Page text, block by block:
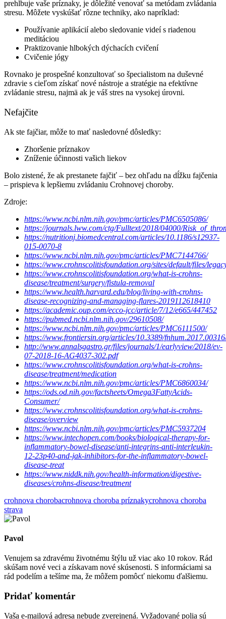
prehlbuje vaše príznaky, je dôležité venovať sa metódam zvládania
stresu. Môžete vyskúšať rôzne techniky, ako napríklad:
Používanie aplikácií alebo sledovanie videí s riadenou
meditáciou
Praktizovanie hlbokých dýchacích cvičení
Cvičenie jógy
Rovnako je prospešné konzultovať so špecialistom na duševné
zdravie s cieľom získať nové nástroje a stratégie na efektívne
zvládanie stresu, najmä ak je váš stres na vysokej úrovni.
Nefajčite
Ak ste fajčiar, môže to mať nasledovné dôsledky:
Zhoršenie príznakov
Zníženie účinnosti vašich liekov
Bolo zistené, že ak prestanete fajčiť – bez ohľadu na dĺžku fajčenia
– prispieva k lepšiemu zvládaniu Crohnovej choroby.
Zdroje:
https://www.ncbi.nlm.nih.gov/pmc/articles/PMC6505086/
https://journals.lww.com/ctg/Fulltext/2018/04000/
https://nutritionj.biomedcentral.com/articles/10.1186/s12937-
015-0070-8
https://www.ncbi.nlm.nih.gov/pmc/articles/PMC7144766/
https://www.crohnscolitisfoundation.org/sites/default/files/
https://www.crohnscolitisfoundation.org/what-is-crohns-
disease/treatment/surgery/fistula-removal
https://www.health.harvard.edu/blog/living-with-crohns-
disease-recognizing-and-managing-flares-2019112618410
https://academic.oup.com/ecco-jcc/article/7/12/e665/447452
https://pubmed.ncbi.nlm.nih.gov/29610508/
https://www.ncbi.nlm.nih.gov/pmc/articles/PMC6111500/
https://www.frontiersin.org/articles/10.3389/
http://www.annalsgastro.gr/files/journals/1/earlyview/2018/ev-
07-2018-16-AG4037-302.pdf
https://www.crohnscolitisfoundation.org/what-is-crohns-
disease/treatment/medication
https://www.ncbi.nlm.nih.gov/pmc/articles/PMC6860034/
https://ods.od.nih.gov/factsheets/Omega3FattyAcids-
Consumer/
https://www.crohnscolitisfoundation.org/what-is-crohns-
disease/overview
https://www.ncbi.nlm.nih.gov/pmc/articles/PMC5937204
https://www.intechopen.com/books/biological-therapy-for-
inflammatory-bowel-disease/anti-integrins-anti-interleukin-
12-23p40-and-jak-inhibitors-for-the-inflammatory-bowel-
disease-treat
https://www.niddk.nih.gov/health-information/digestive-
diseases/crohns-disease/treatment
crohnova chorobacrohnova choroba príznakycrohnova choroba
strava
Pavol
Venujem sa zdravému životnému štýlu už viac ako 10 rokov. Rád
skúšam nové veci a získavam nové skúsenosti. S informáciami sa
rád podelím a tešíme ma, že môžem pomôcť niekomu ďalšiemu.
Pridať komentár
Vaša e-mailová adresa nebude zverejnená. Vyžadované polia sú